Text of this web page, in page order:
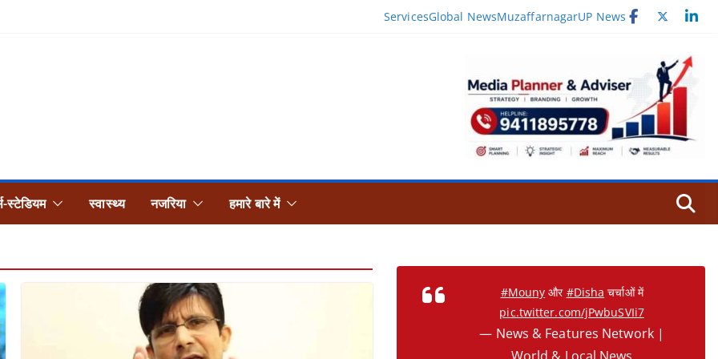
ServicesGlobal NewsMuzaffarnagarUP News
स्टेडियम स्वास्थ्य नजरिया हमारे बारे में
#Mouny और #Disha चर्चाओं में
pic.twitter.com/jPwbuSVIi7
— News & Features Network |